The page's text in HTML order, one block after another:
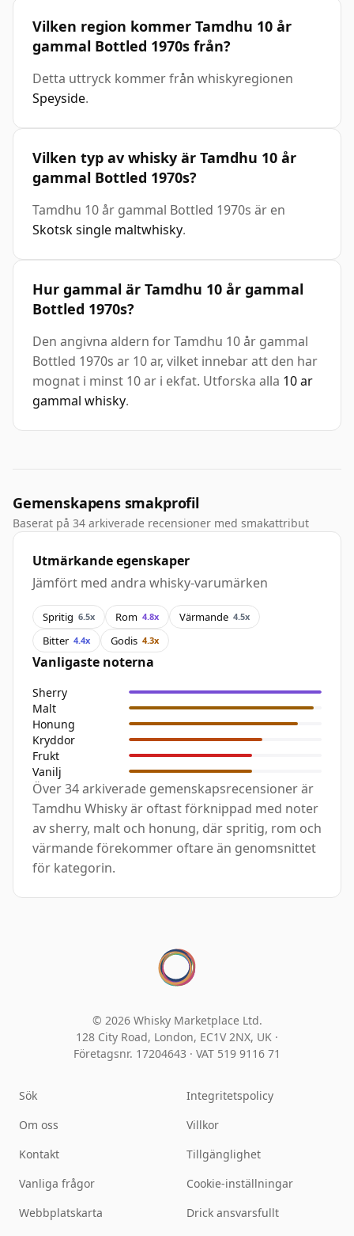
Vilken region kommer Tamdhu 10 år
gammal Bottled 1970s från?
Detta uttryck kommer från whiskyregionen
Speyside.
Vilken typ av whisky är Tamdhu 10 år
gammal Bottled 1970s?
Tamdhu 10 år gammal Bottled 1970s är en
Skotsk single maltwhisky.
Hur gammal är Tamdhu 10 år gammal
Bottled 1970s?
Den angivna aldern for Tamdhu 10 år gammal
Bottled 1970s ar 10 ar, vilket innebar att den har
mognat i minst 10 ar i ekfat. Utforska alla 10 ar
gammal whisky.
Gemenskapens smakprofil
Baserat på 34 arkiverade recensioner med smakattribut
Utmärkande egenskaper
Jämfört med andra whisky-varumärken
Spritig 6.5x Rom 4.8x Värmande 4.5x
Bitter 4.4x Godis 4.3x
Vanligaste noterna
Sherry
Malt
Honung
Kryddor
Frukt
Vanilj
Över 34 arkiverade gemenskapsrecensioner är
Tamdhu Whisky är oftast förknippad med noter
av sherry, malt och honung, där spritig, rom och
värmande förekommer oftare än genomsnittet
för kategorin.
© 2026 Whisky Marketplace Ltd.
128 City Road, London, EC1V 2NX, UK ·
Företagsnr. 17204643 · VAT 519 9116 71
Sök
Om oss
Kontakt
Vanliga frågor
Webbplatskarta
Integritetspolicy
Villkor
Tillgänglighet
Cookie-inställningar
Drick ansvarsfullt